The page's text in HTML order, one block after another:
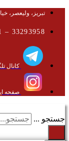
تبریز، ولیعصر،
33293958 – 33298421 – ( 041)
کانال
صفحه
جستجو ...